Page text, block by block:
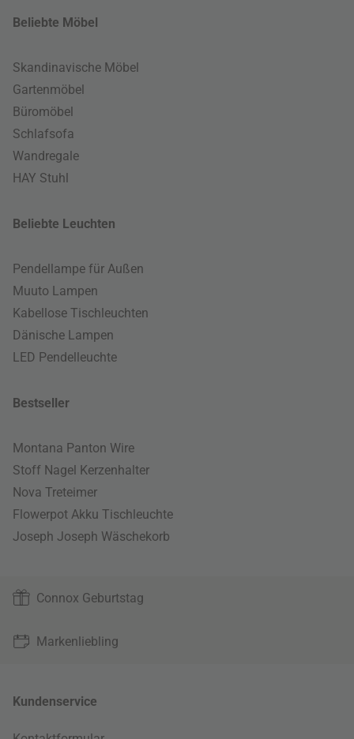
Beliebte Möbel
Skandinavische Möbel
Gartenmöbel
Büromöbel
Schlafsofa
Wandregale
HAY Stuhl
Beliebte Leuchten
Pendellampe für Außen
Muuto Lampen
Kabellose Tischleuchten
Dänische Lampen
LED Pendelleuchte
Bestseller
Montana Panton Wire
Stoff Nagel Kerzenhalter
Nova Treteimer
Flowerpot Akku Tischleuchte
Joseph Joseph Wäschekorb
Connox Geburtstag
Markenliebling
Kundenservice